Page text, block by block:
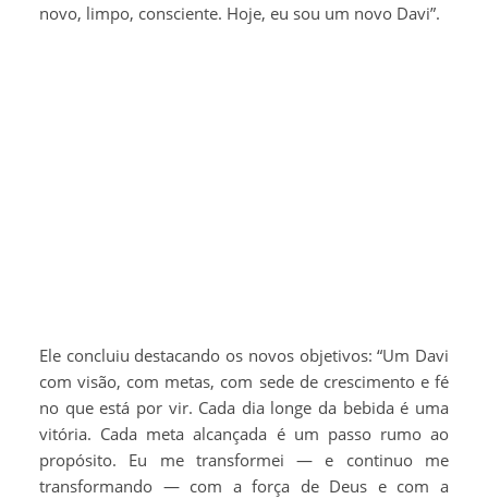
novo, limpo, consciente. Hoje, eu sou um novo Davi”.
Ele concluiu destacando os novos objetivos: “Um Davi
com visão, com metas, com sede de crescimento e fé
no que está por vir. Cada dia longe da bebida é uma
vitória. Cada meta alcançada é um passo rumo ao
propósito. Eu me transformei — e continuo me
transformando — com a força de Deus e com a